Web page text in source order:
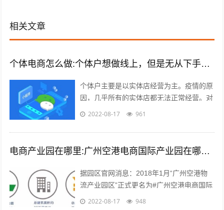
相关文章
个体电商怎么做:个体户想做线上，但是无从下手，有什么建议吗？
个体户主要是以实体店经营为主。疫情的原
因，几乎所有的实体店都无法正常经营。对
于实体店来说，关门就意味着没有任何收入
2022-08-17 961
电商产业园在哪里:广州空港电商国际产业园在哪里？主要是做什么的？
据园区官网消息：2018年1月“广州空港物
流产业园区”正式更名为#广州空港电商国际
产业园#。园区名称变更通知 位于广州空港
2022-08-17 948